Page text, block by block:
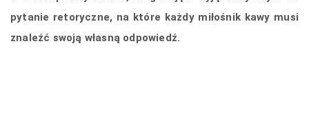
pytanie retoryczne, na które każdy miłośnik kawy musi
znaleźć swoją własną odpowiedź.